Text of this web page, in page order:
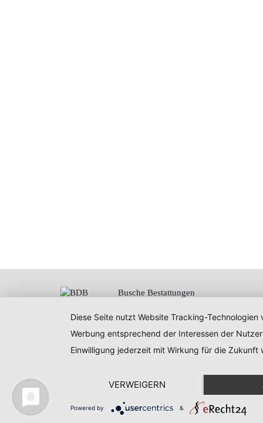
Busche Bestattungen
Martin Busche
37627 Stadtoldendorf
© Busche Bestattungen |Kontakt
Diese Seite nutzt Website Tracking-
Werbung entsprechend der Interessen der
Einwilligung jederzeit mit Wirkung für die Zukunft
VERWEIGERN
Powered by &